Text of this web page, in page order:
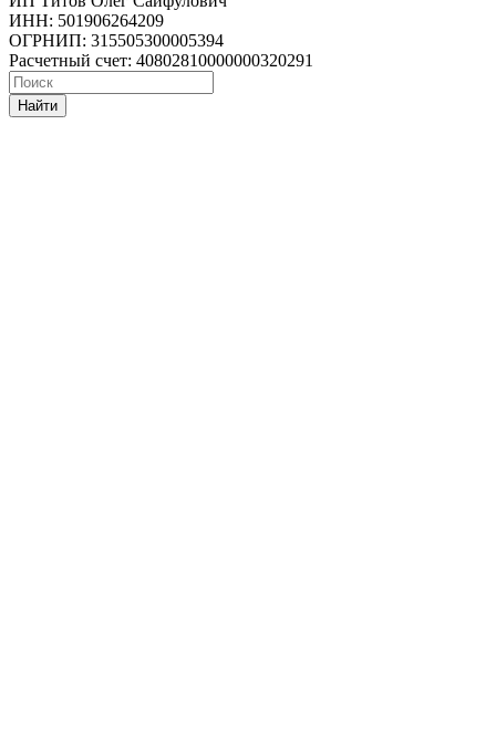
ИНН: 501906264209
ОГРНИП: 315505300005394
Расчетный счет: 40802810000000320291
Найти